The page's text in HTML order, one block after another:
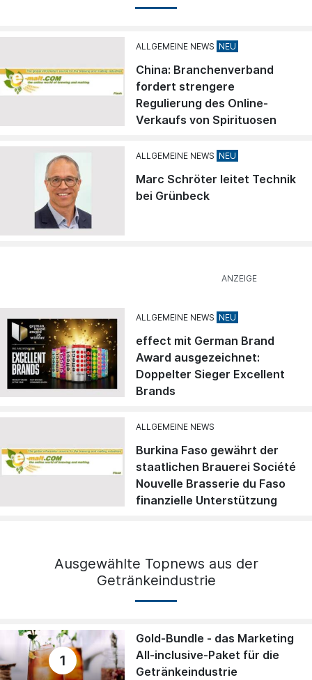
ALLGEMEINE NEWS
China: Branchenverband
fordert strengere
Regulierung des Online-
Verkaufs von Spirituosen
ALLGEMEINE NEWS
Marc Schröter leitet Technik
bei Grünbeck
ALLGEMEINE NEWS
effect mit German Brand
Award ausgezeichnet:
Doppelter Sieger Excellent
Brands
ALLGEMEINE NEWS
Burkina Faso gewährt der
staatlichen Brauerei Société
Nouvelle Brasserie du Faso
finanzielle Unterstützung
Ausgewählte Topnews aus der
Getränkeindustrie
1
Gold-Bundle - das Marketing
All-inclusive-Paket für die
Getränkeindustrie